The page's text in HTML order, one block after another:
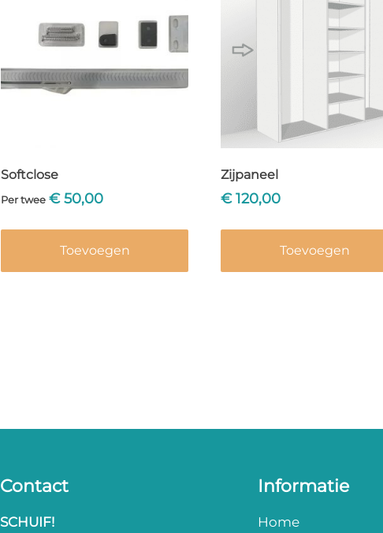
Softclose
Per twee €50,00
Toevoegen
Zijpaneel
€120,00
Toevoegen
Contact
SCHUIF!
Informatie
Home